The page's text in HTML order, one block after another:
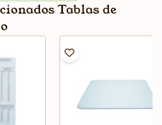
Tablas de